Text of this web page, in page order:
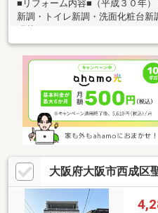
■リフォーム内容■（平成３０年
新調・トイレ新調・洗面化粧台新
大阪府大阪市西成区